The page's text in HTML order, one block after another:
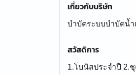
เกี่ยวกับบริษัท
บำบัดระบบบำบัดน้ำ
สวัสดิการ
1.โบนัสประจำปี 2.